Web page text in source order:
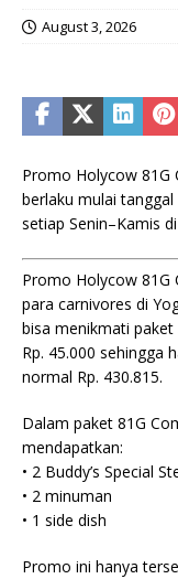
August 3, 2026
Promo Holycow 81G
berlaku mulai
setiap Senin–Kamis
Promo Holycow 81G
para carnivores di
bisa menikmati
Rp. 45.000 sehingga
normal Rp. 430.815.
Dalam paket 81G
mendapatkan:
• 2 Buddy’s Special
• 2 minuman
• 1 side dish
Promo ini hanya